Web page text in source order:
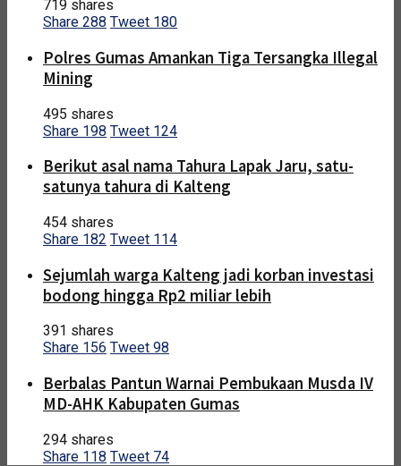
719 shares
Share 288 Tweet 180
Polres Gumas Amankan Tiga Tersangka Illegal
Mining
495 shares
Share 198 Tweet 124
Berikut asal nama Tahura Lapak Jaru, satu-
satunya tahura di Kalteng
454 shares
Share 182 Tweet 114
Sejumlah warga Kalteng jadi korban investasi
bodong hingga Rp2 miliar lebih
391 shares
Share 156 Tweet 98
Berbalas Pantun Warnai Pembukaan Musda IV
MD-AHK Kabupaten Gumas
294 shares
Share 118 Tweet 74